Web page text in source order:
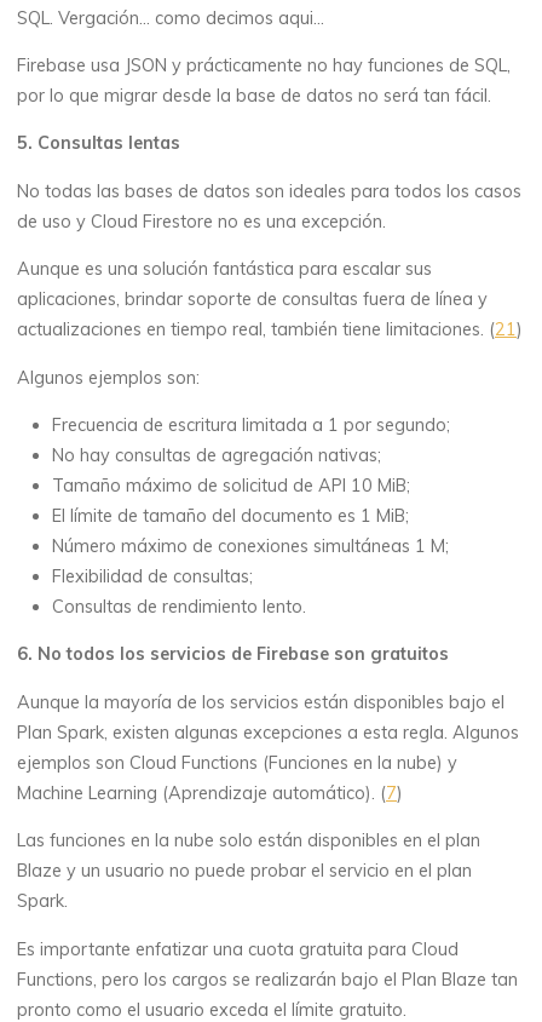
SQL. Vergación… como decimos aqui…
Firebase usa JSON y prácticamente no hay funciones de SQL,
por lo que migrar desde la base de datos no será tan fácil.
5. Consultas lentas
No todas las bases de datos son ideales para todos los casos
de uso y Cloud Firestore no es una excepción.
Aunque es una solución fantástica para escalar sus
aplicaciones, brindar soporte de consultas fuera de línea y
actualizaciones en tiempo real, también tiene limitaciones. (21)
Algunos ejemplos son:
Frecuencia de escritura limitada a 1 por segundo;
No hay consultas de agregación nativas;
Tamaño máximo de solicitud de API 10 MiB;
El límite de tamaño del documento es 1 MiB;
Número máximo de conexiones simultáneas 1 M;
Flexibilidad de consultas;
Consultas de rendimiento lento.
6. No todos los servicios de Firebase son gratuitos
Aunque la mayoría de los servicios están disponibles bajo el
Plan Spark, existen algunas excepciones a esta regla. Algunos
ejemplos son Cloud Functions (Funciones en la nube) y
Machine Learning (Aprendizaje automático). (7)
Las funciones en la nube solo están disponibles en el plan
Blaze y un usuario no puede probar el servicio en el plan
Spark.
Es importante enfatizar una cuota gratuita para Cloud
Functions, pero los cargos se realizarán bajo el Plan Blaze tan
pronto como el usuario exceda el límite gratuito.